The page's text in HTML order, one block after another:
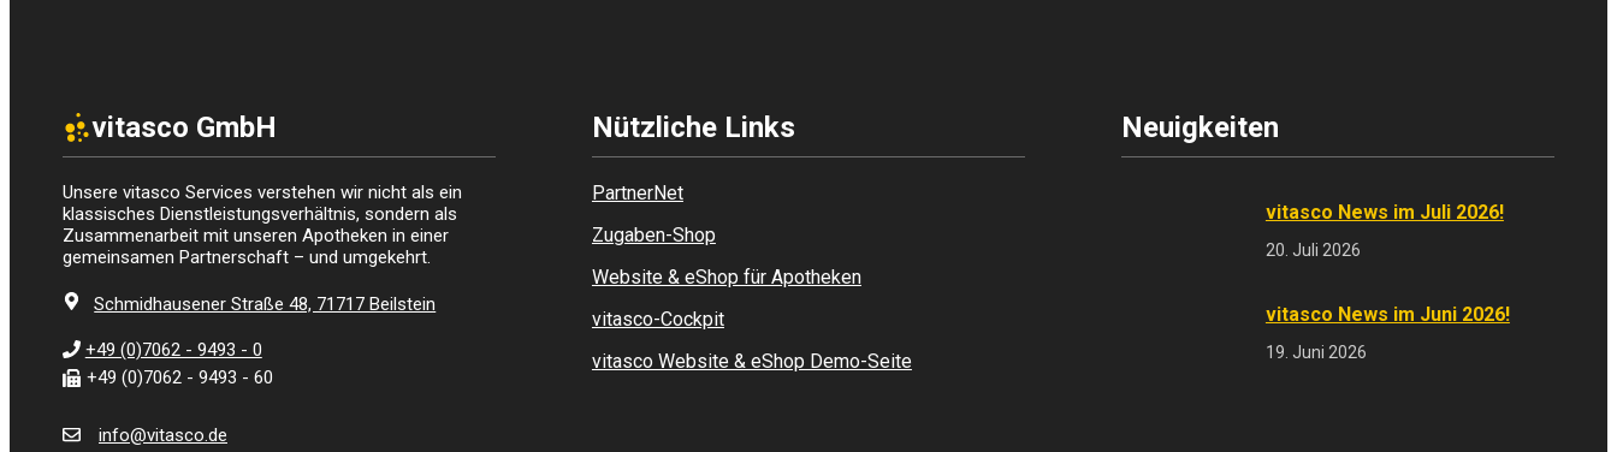
vitasco GmbH
Unsere vitasco Services verstehen wir nicht als ein
klassisches Dienstleistungsverhältnis, sondern als
Zusammenarbeit mit unseren Apotheken in einer
gemeinsamen Partnerschaft – und umgekehrt.
Schmidhausener Straße 48, 71717 Beilstein
+49 (0)7062 - 9493 - 0
+49 (0)7062 - 9493 - 60
info@vitasco.de
Nützliche Links
PartnerNet
Zugaben-Shop
Website & eShop für Apotheken
vitasco-Cockpit
vitasco Website & eShop Demo-Seite
Neuigkeiten
vitasco News im Juli 2026!
20. Juli 2026
vitasco News im Juni 2026!
19. Juni 2026